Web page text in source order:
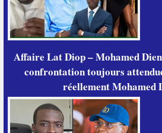
Affaire Lat Diop – Mohamed
confrontation toujours
réellement Mohamed